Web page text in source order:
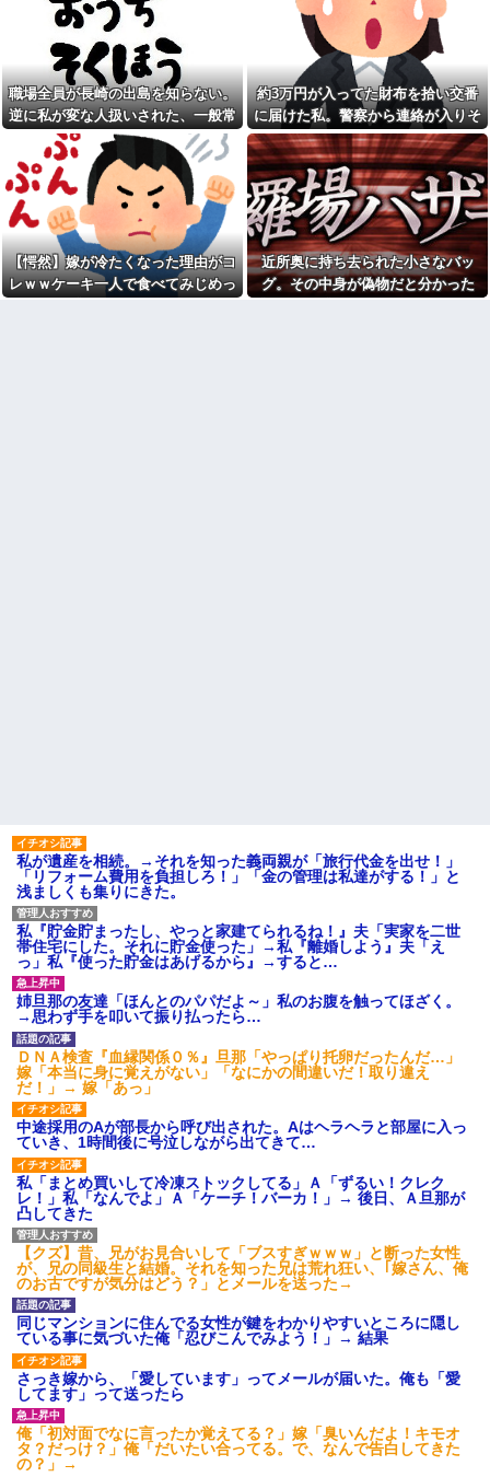
コトメ「遺産を返しなさ
い！」私「遺言どおりです
が？」→夫の遺産を巡る話し合
いが思わぬ展開になって…
俺(52)、女(28)との不倫が嫁に
発覚。離婚に応じたはずの嫁か
らエグすぎる攻撃が恐ろしすぎ
る
息子に『葵』と名付けたら、
初対面では必ず女の子だと思わ
れる。同じ名前でも避けられな
かった勘違いとは…
俺「ゲーム機どこ？」親「ち
ょっと借りたよ」→どうぶつの
森を開いた瞬間、村が大変なこ
とになっていて…
【画像】俺たちの姫、佳子さ
まのお気に入りのドレスがこち
【GIF】JSのカンチョーワロ
タ
後続車にクラクションを鳴ら
され彼氏が逆切れ。「何クラク
ション鳴らしてんだ！降りてこ
いよ！」と怒鳴りだし...
【衝撃】報酬100万円超の治験
募集がこちらｗｗｗｗｗ(※画像
あり)
【ネット騒然】惨殺されたタ
ワマン頂き女子のこの動画、す
げえええええｗｗｗｗｗｗｗｗ
ｗｗｗ
【愕然】白のクラウン俺氏、
高速道路左車線を制限速度で走
った結果wwwwwwwwwwww
百年の恋12-899 食べた量を
張り合ってくる
【悲報】佐藤輝明・・・２軍
でも盛大にやらかす←あまり悲
しませないでくれ
元職場の要注意オバサン、引
っ越し先でご近所になり粘着開
始！！「どこまで送って！」か
ら始まり半年も経つと「お金貸
してくれない？」断ると翌日、
玄関前にゴミが置かれる
元職場の要注意オバサン、引
っ越し先でご近所になり粘着開
始！！「どこまで送って！」か
ら始まり半年も経つと「お金貸
してくれない？」断ると翌日、
玄関前にゴミが置かれる
お盆になると旦那の祖父母宅
に５泊くらいさせられる。旦那
は「行かなくていいよ」って言
うんだけどトメに誘われると断
れなくなってしまう
嫁「最近さ、家事に気持ちが
職場全員が長崎の出島を知らない。
逆に私が変な人扱いされた、一般常
識だと思ってたのに
約3万円が入ってた財布を拾い交番
に届けた私。警察から連絡が入りそ
の金が私のものになった結果...
【愕然】嫁が冷たくなった理由がコ
レｗｗケーキ一人で食べてみじめっ
近所奥に持ち去られた小さなバッ
グ。その中身が偽物だと分かった
私が遺産を相続。→それを知った義両親が「旅行代金を出せ！」
「リフォーム費用を負担しろ！」「金の管理は私達がする！」と
浅ましくも集りにきた。
私『貯金貯まったし、やっと家建てられるね！』夫「実家を二世
帯住宅にした。それに貯金使った」→私『離婚しよう』夫「え
っ」私『使った貯金はあげるから』→すると…
姉旦那の友達「ほんとのパパだよ～」私のお腹を触ってほざく。
→思わず手を叩いて振り払ったら…
ＤＮＡ検査『血縁関係０％』旦那「やっぱり托卵だったんだ…」
嫁「本当に身に覚えがない」「なにかの間違いだ！取り違え
だ！」→ 嫁「あっ」
中途採用のAが部長から呼び出された。Aはヘラヘラと部屋に入っ
ていき、1時間後に号泣しながら出てきて…
私「まとめ買いして冷凍ストックしてる」Ａ「ずるい！クレク
レ！」私「なんでよ」Ａ「ケーチ！バーカ！」→ 後日、Ａ旦那が
凸してきた
【クズ】昔、兄がお見合いして「ブスすぎｗｗｗ」と断った女性
が、兄の同級生と結婚。それを知った兄は荒れ狂い、｢嫁さん、俺
のお古ですが気分はどう？」とメールを送った→
同じマンションに住んでる女性が鍵をわかりやすいところに隠し
ている事に気づいた俺「忍びこんでみよう！」→ 結果
さっき嫁から、「愛しています」ってメールが届いた。俺も「愛
してます」って送ったら
俺「初対面でなに言ったか覚えてる？」嫁「臭いんだよ！キモオ
タ？だっけ？」俺「だいたい合ってる。で、なんで告白してきた
の？」→